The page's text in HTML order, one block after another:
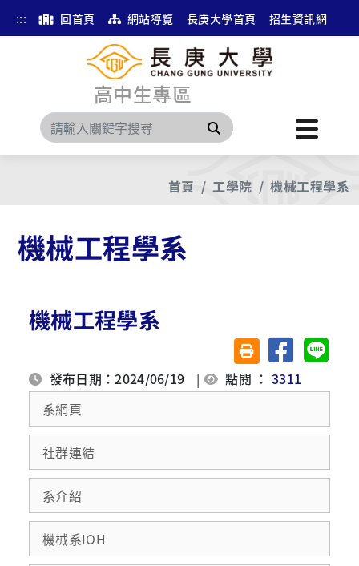
::: 回首頁 網站導覽 長庚大學首頁 招生資訊網
高中生專區
搜尋
首頁 工學院 機械工程學系
機械工程學系
機械工程學系
友善列印(另開視窗)
分享至臉書分享
發布日期：2024/06/19 | 點閱 ：3311
系網頁
社群連結
系介紹
機械系IOH